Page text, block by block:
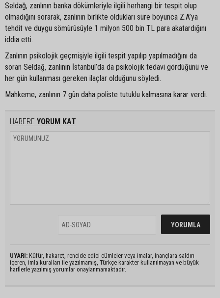
Seldağ, zanlının banka dökümleriyle ilgili herhangi bir tespit olup
olmadığını sorarak, zanlının birlikte oldukları süre boyunca Z.A’ya
tehdit ve duygu sömürüsüyle 1 milyon 500 bin TL para akatardığını
iddia etti.
Zanlının psikolojik geçmişiyle ilgili tespit yapılıp yapılmadığını da
soran Seldağ, zanlının İstanbul’da da psikolojik tedavi gördüğünü ve
her gün kullanması gereken ilaçlar olduğunu söyledi.
Mahkeme, zanlının 7 gün daha poliste tutuklu kalmasına karar verdi.
HABERE YORUM KAT
UYARI: Küfür, hakaret, rencide edici cümleler veya imalar, inançlara saldırı
içeren, imla kuralları ile yazılmamış, Türkçe karakter kullanılmayan ve büyük
harflerle yazılmış yorumlar onaylanmamaktadır.